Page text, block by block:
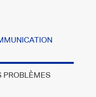
PROBLÈMES